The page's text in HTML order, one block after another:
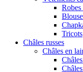
Robes
Tricots
Châles russes
Châles en